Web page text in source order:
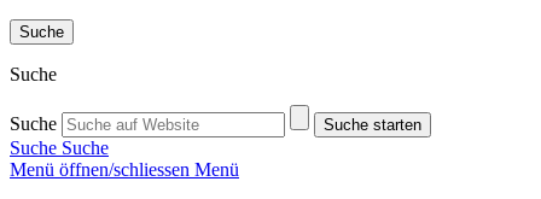
Suche
Suche
Suche Suche starten
Suche Suche
Menü öffnen/schliessen Menü